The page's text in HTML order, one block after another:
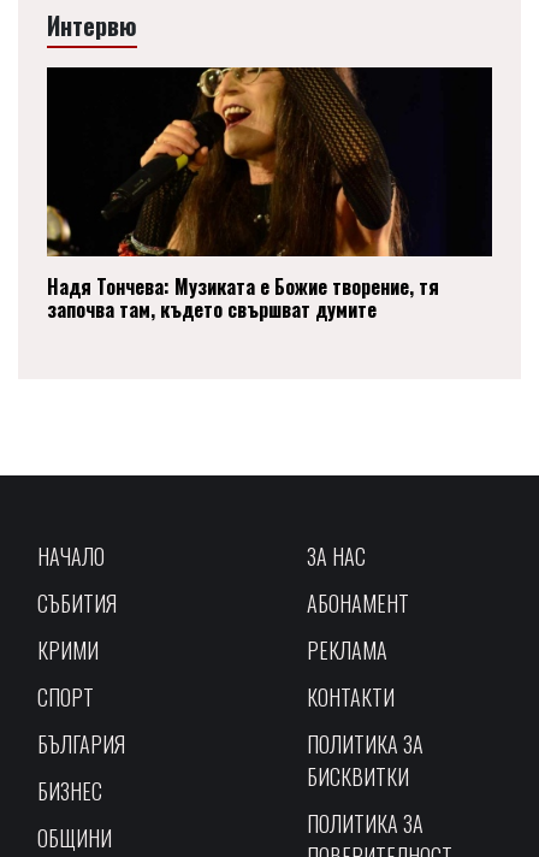
Интервю
Надя Тончева: Музиката е Божие творение, тя
започва там, където свършват думите
НАЧАЛО
СЪБИТИЯ
КРИМИ
СПОРТ
БЪЛГАРИЯ
БИЗНЕС
ОБЩИНИ
ЗА НАС
АБОНАМЕНТ
РЕКЛАМА
КОНТАКТИ
ПОЛИТИКА ЗА
БИСКВИТКИ
ПОЛИТИКА ЗА